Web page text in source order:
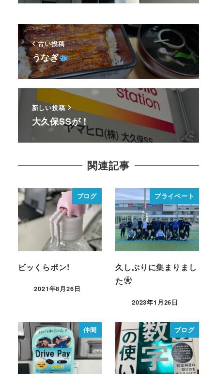
古い投稿
うなぎ
新しい投稿
大久保SSが！
関連記事
ブログ
ビッくらポン!
2021年8月26日
プライベート
久しぶりに集まりまし
た
2023年1月26日
仲間 ブログ